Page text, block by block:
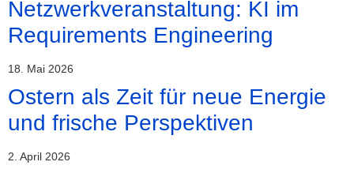
Netzwerkveranstaltung: KI im
Requirements Engineering
18. Mai 2026
Ostern als Zeit für neue Energie
und frische Perspektiven
2. April 2026